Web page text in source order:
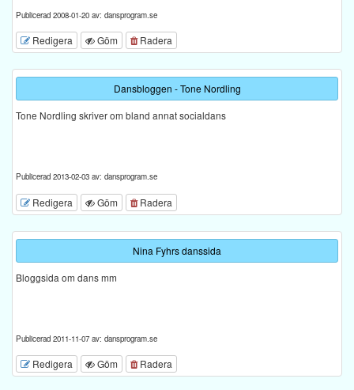
Publicerad 2008-01-20 av: dansprogram.se
Redigera Göm Radera
Dansbloggen - Tone Nordling
Tone Nordling skriver om bland annat socialdans
Publicerad 2013-02-03 av: dansprogram.se
Redigera Göm Radera
Nina Fyhrs danssida
Bloggsida om dans mm
Publicerad 2011-11-07 av: dansprogram.se
Redigera Göm Radera